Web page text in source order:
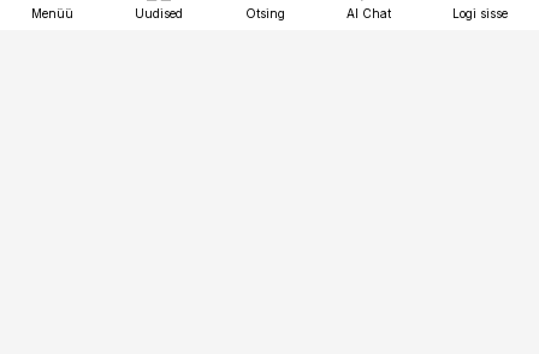
Menüü Uudised Otsing AI Chat Logi sisse